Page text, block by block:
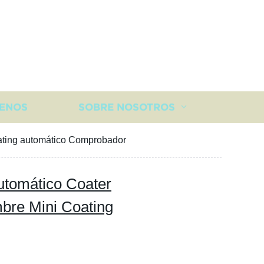
SOBRE NOSOTROS
automático Comprobador
Coater
Mini Coating